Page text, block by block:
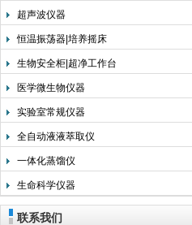
超声波仪器
恒温振荡器|培养摇床
生物安全柜|超净工作台
医学微生物仪器
实验室常规仪器
全自动液液萃取仪
一体化蒸馏仪
生命科学仪器
联系我们